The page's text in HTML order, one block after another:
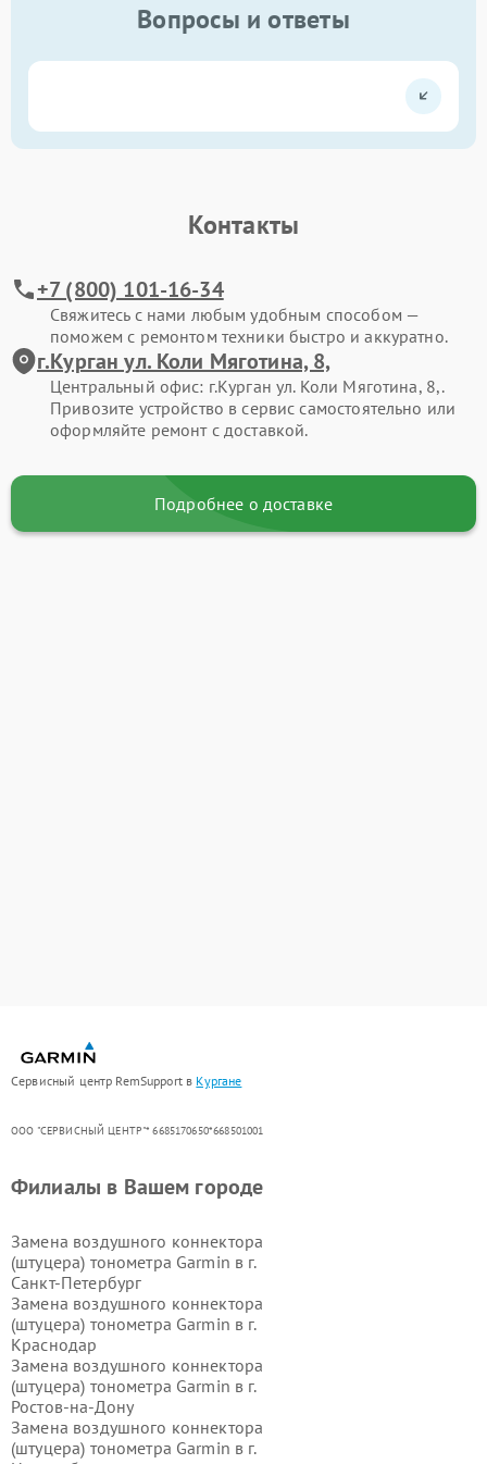
Вопросы и ответы
Контакты
+7 (800) 101-16-34
Свяжитесь с нами любым удобным способом —
поможем с ремонтом техники быстро и аккуратно.
г.Курган ул. Коли Мяготина, 8,
Центральный офис: г.Курган ул. Коли Мяготина, 8,.
Привозите устройство в сервис самостоятельно или
оформляйте ремонт с доставкой.
Подробнее о доставке
Сервисный центр RemSupport в Кургане
ООО "СЕРВИСНЫЙ ЦЕНТР"* 6685170650*668501001
Филиалы в Вашем городе
Замена воздушного коннектора
(штуцера) тонометра Garmin в г.
Санкт-Петербург
Замена воздушного коннектора
(штуцера) тонометра Garmin в г.
Краснодар
Замена воздушного коннектора
(штуцера) тонометра Garmin в г.
Ростов-на-Дону
Замена воздушного коннектора
(штуцера) тонометра Garmin в г.